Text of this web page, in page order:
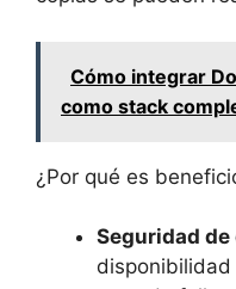
Cómo integrar
como stack
¿Por qué es
Seguridad de